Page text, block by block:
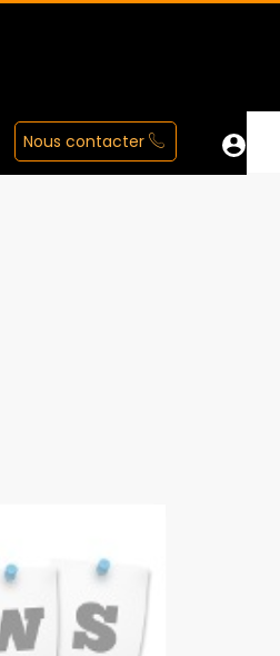
Nous contacter